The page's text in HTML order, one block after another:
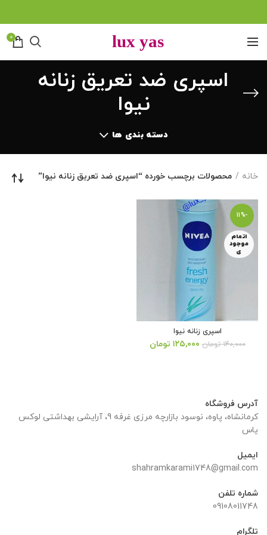
0
اسپری ضد تعریق زنانه
نیوا
دسته بندی ها
خانه محصولات برچسب خورده “اسپری ضد تعریق زنانه نیوا”
-11%
اتمام
موجود
ی
اسپری زنانه نیوا
۱۴۰,۰۰۰ تومان قیمت
۱۲۵,۰۰۰ تومان
آدرس فروشگاه
کرمانشاه، پاوه، نوسود بازارچه مرزی غرفه 9، آرایشی بهداشتی لوکس
یاس
ایمیل
shahramkarami1748@gmail.com
شماره تلفن
09108011748
تلگرام